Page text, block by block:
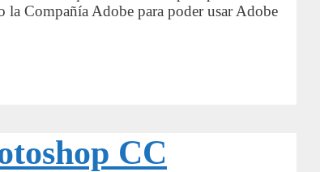
la Compañía Adobe para poder usar Adobe
CC